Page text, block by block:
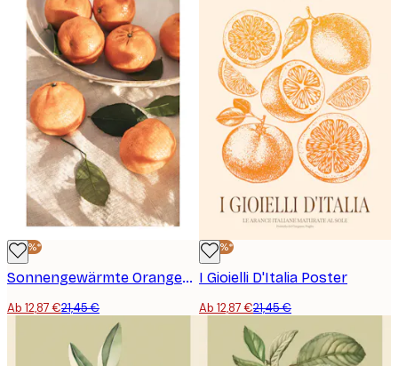
-40%*
Sonnengewärmte Orangen Poster
Ab 12,87 €21,45 €
-40%*
I Gioielli D'Italia Poster
Ab 12,87 €21,45 €